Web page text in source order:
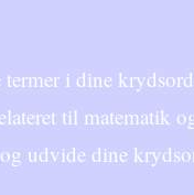
i dine
til matematik
udvide dine